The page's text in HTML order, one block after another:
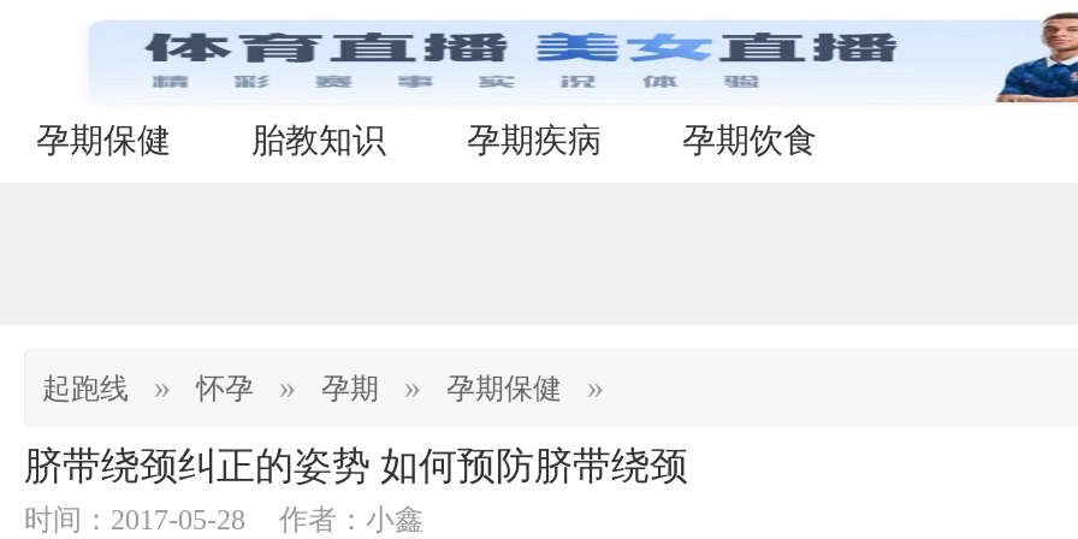
孕期保健 胎教知识 孕期疾病 孕期饮食
起跑线 » 怀孕 » 孕期 » 孕期保健 »
脐带绕颈纠正的姿势 如何预防脐带绕颈
时间：2017-05-28 作者：小鑫